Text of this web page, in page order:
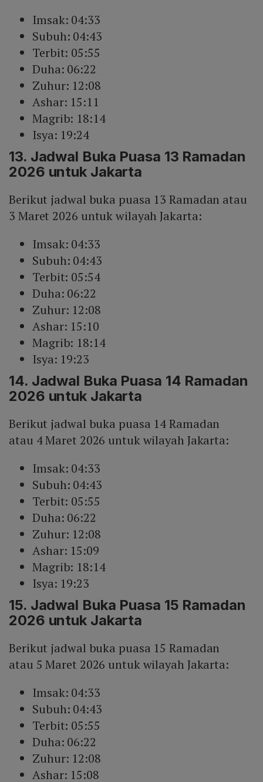
Imsak: 04:33
Subuh: 04:43
Terbit: 05:55
Duha: 06:22
Zuhur: 12:08
Ashar: 15:11
Magrib: 18:14
Isya: 19:24
13. Jadwal Buka Puasa 13 Ramadan
2026 untuk Jakarta
Berikut jadwal buka puasa 13 Ramadan atau
3 Maret 2026 untuk wilayah Jakarta:
Imsak: 04:33
Subuh: 04:43
Terbit: 05:54
Duha: 06:22
Zuhur: 12:08
Ashar: 15:10
Magrib: 18:14
Isya: 19:23
14. Jadwal Buka Puasa 14 Ramadan
2026 untuk Jakarta
Berikut jadwal buka puasa 14 Ramadan
atau 4 Maret 2026 untuk wilayah Jakarta:
Imsak: 04:33
Subuh: 04:43
Terbit: 05:55
Duha: 06:22
Zuhur: 12:08
Ashar: 15:09
Magrib: 18:14
Isya: 19:23
15. Jadwal Buka Puasa 15 Ramadan
2026 untuk Jakarta
Berikut jadwal buka puasa 15 Ramadan
atau 5 Maret 2026 untuk wilayah Jakarta:
Imsak: 04:33
Subuh: 04:43
Terbit: 05:55
Duha: 06:22
Zuhur: 12:08
Ashar: 15:08